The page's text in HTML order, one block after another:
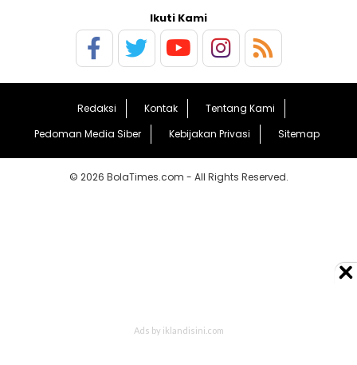
Ikuti Kami
Redaksi Kontak
Tentang Kami
Pedoman Media Siber
Kebijakan Privasi Sitemap
© 2026 BolaTimes.com - All Rights Reserved.